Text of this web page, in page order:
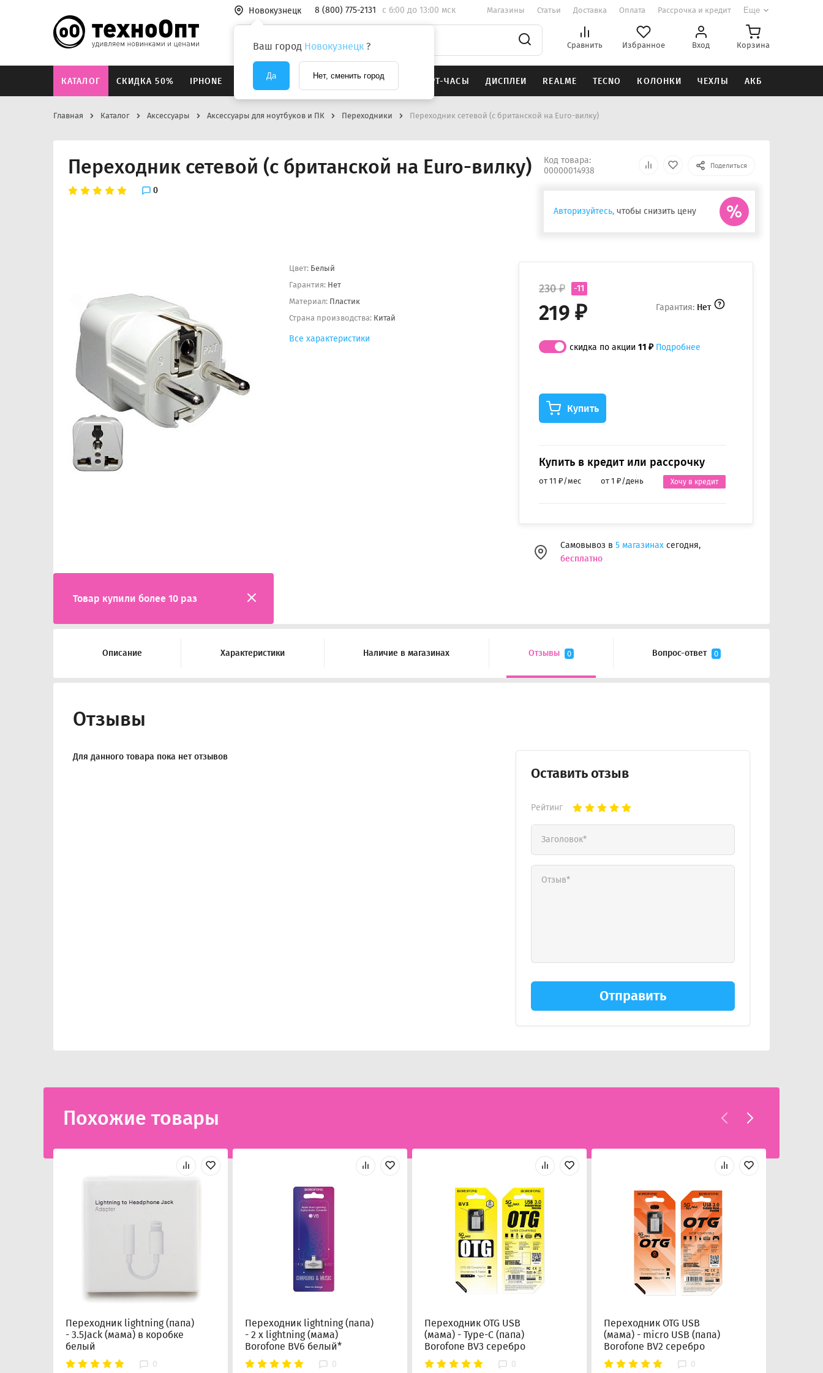
Новокузнецк
Ваш город Новокузнецк ?
Да Нет, сменить город
8 (800) 775-2131 c 6:00 до 13:00 мск Магазины Статьи Доставка Оплата Рассрочка и кредит Еще
Сравнить Избранное Вход Корзина
КАТАЛОГ СКИДКА 50% IPHONE XIAOMI SAMSUNG НАУШНИКИ СМАРТ-ЧАСЫ ДИСПЛЕИ REALME TECNO КОЛОНКИ ЧЕХЛЫ АКБ
Главная Каталог Аксессуары Аксессуары для ноутбуков и ПК Переходники Переходник сетевой (с британской на Euro-вилку)
Переходник сетевой (с британской на Euro-вилку)
0
Код товара:
00000014938
Поделиться
Авторизуйтесь, чтобы снизить цену
Цвет: Белый
Гарантия: Нет
Материал: Пластик
Страна производства: Китай
Все характеристики
-11
230 ₽
219 ₽ Гарантия: Нет
скидка по акции 11 ₽ Подробнее
Купить
Купить в кредит или рассрочку
от 11 ₽/мес от 1 ₽/день Хочу в кредит
Самовывоз в 5 магазинах сегодня,
бесплатно
Товар купили более 10 раз
Описание Характеристики Наличие в магазинах Отзывы 0 Вопрос-ответ 0
Отзывы
Для данного товара пока нет отзывов
Оставить отзыв
Рейтинг
Отправить
Похожие товары
Переходник lightning (папа)
- 3.5Jack (мама) в коробке
белый
0
Переходник lightning (папа)
- 2 х lightning (мама)
Borofone BV6 белый*
0
Переходник OTG USB
(мама) - Type-C (папа)
Borofone BV3 серебро
0
Переходник OTG USB
(мама) - micro USB (папа)
Borofone BV2 серебро
0